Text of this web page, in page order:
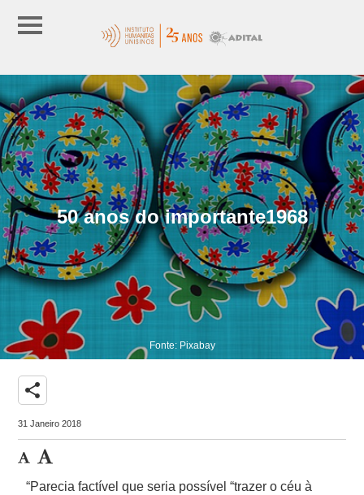
50 anos do importante1968
Fonte: Pixabay
share
31 Janeiro 2018
“Parecia factível que seria possível “trazer o céu à